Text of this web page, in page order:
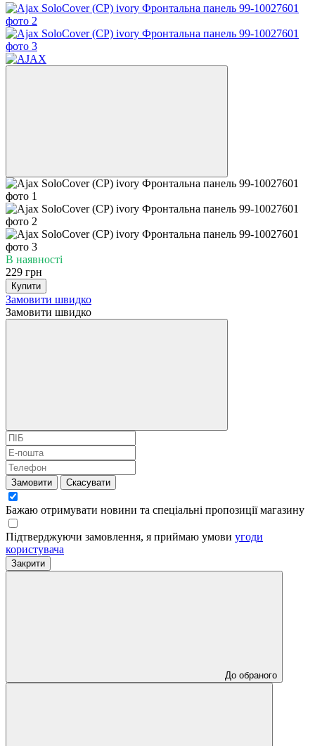
В наявності
229 грн
Купити
Замовити швидко
Замовити швидко
Замовити Скасувати
Бажаю отримувати новини та спеціальні пропозиціїмагазину
Підтверджуючи замовлення, я приймаю умови угоди
користувача
Закрити
До обраного